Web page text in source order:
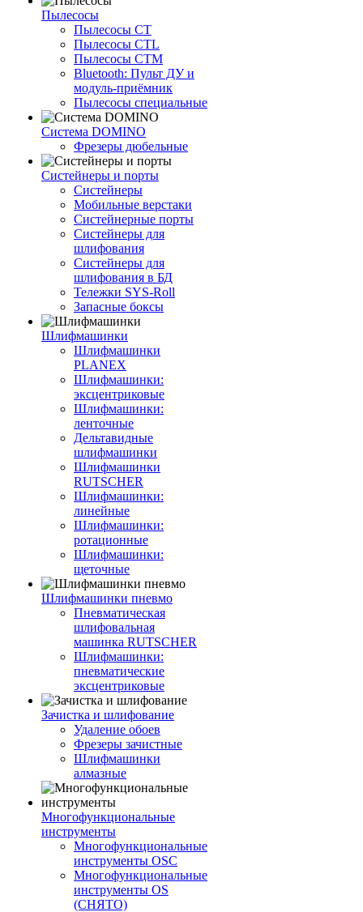
Пылесосы
Пылесосы CT
Пылесосы CTL
Пылесосы CTM
Bluetooth: Пульт ДУ и
модуль-приёмник
Пылесосы специальные
Система DOMINO
Фрезеры дюбельные
Систейнеры и порты
Систейнеры
Мобильные верстаки
Систейнерные порты
Систейнеры для
шлифования
Систейнеры для
шлифования в БД
Тележки SYS-Roll
Запасные боксы
Шлифмашинки
Шлифмашинки
PLANEX
Шлифмашинки:
эксцентриковые
Шлифмашинки:
ленточные
Дельтавидные
шлифмашинки
Шлифмашинки
RUTSCHER
Шлифмашинки:
линейные
Шлифмашинки:
ротационные
Шлифмашинки:
щеточные
Шлифмашинки пневмо
Пневматическая
шлифовальная
машинка RUTSCHER
Шлифмашинки:
пневматические
эксцентриковые
Зачистка и шлифование
Удаление обоев
Фрезеры зачистные
Шлифмашинки
алмазные
Многофункциональные
инструменты
Многофункциональные
инструменты OSC
Многофункциональные
инструменты OS
(СНЯТО)